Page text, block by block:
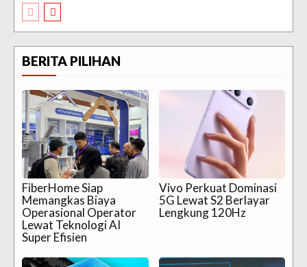
BERITA PILIHAN
FiberHome Siap
Memangkas Biaya
Operasional Operator
Lewat Teknologi AI
Super Efisien
Vivo Perkuat Dominasi
5G Lewat S2 Berlayar
Lengkung 120Hz